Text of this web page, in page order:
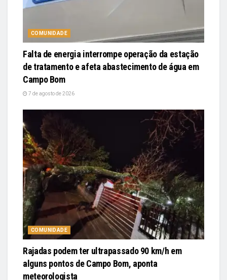
COMUNIDADE
Falta de energia interrompe operação da estação
de tratamento e afeta abastecimento de água em
Campo Bom
7 de agosto de 2026
COMUNIDADE
Rajadas podem ter ultrapassado 90 km/h em
alguns pontos de Campo Bom, aponta
meteorologista